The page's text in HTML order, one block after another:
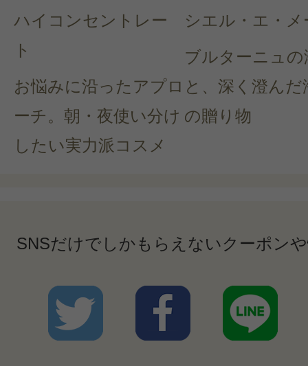
ハイコンセントレー
ト
お悩みに沿ったアプロ
ーチ。朝・夜使い分け
したい実力派コスメ
シエル・エ・メ
ブルターニュの
と、深く澄んだ
の贈り物
SNSだけでしかもらえないクーポン